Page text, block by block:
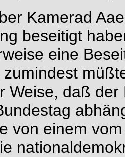
Kamerad
beseitigt
eine
Weise, daß
von einem